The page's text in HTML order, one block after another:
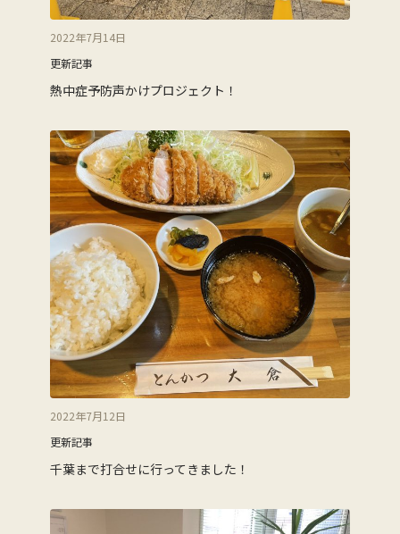
2022年7月14日
更新記事
熱中症予防声かけプロジェクト！
2022年7月12日
更新記事
千葉まで打合せに行ってきました！